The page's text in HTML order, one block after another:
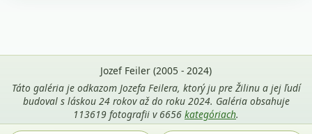
Jozef Feiler (2005 - 2024)
Táto galéria je odkazom Jozefa Feilera, ktorý ju pre Žilinu a jej ľudí
budoval s láskou 24 rokov až do roku 2024. Galéria obsahuje
113619 fotografii v 6656 kategóriach.